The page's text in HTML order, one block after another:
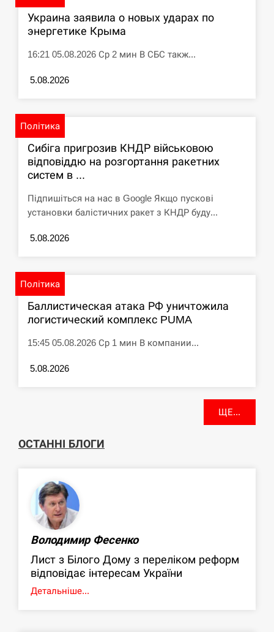
Украина заявила о новых ударах по
энергетике Крыма
16:21 05.08.2026 Ср 2 мин В СБС такж...
5.08.2026
Політика
Сибіга пригрозив КНДР військовою
відповіддю на розгортання ракетних
систем в ...
Підпишіться на нас в Google Якщо пускові
установки балістичних ракет з КНДР буду...
5.08.2026
Політика
Баллистическая атака РФ уничтожила
логистический комплекс PUMA
15:45 05.08.2026 Ср 1 мин В компании...
5.08.2026
ЩЕ...
ОСТАННІ БЛОГИ
Володимир Фесенко
Лист з Білого Дому з переліком реформ
відповідає інтересам України
Детальніше...